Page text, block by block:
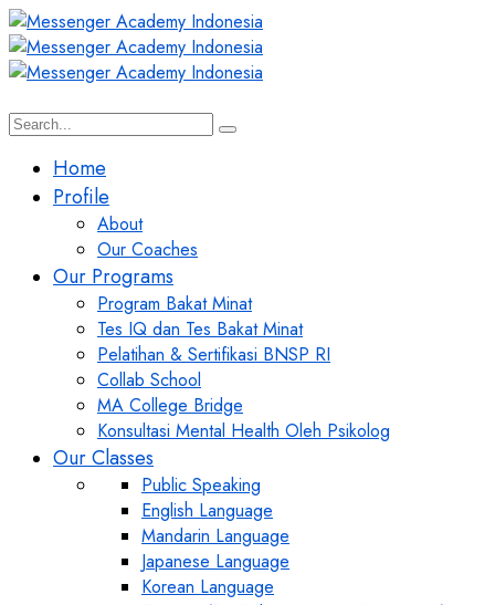
Home
Profile
About
Our Coaches
Our Programs
Program Bakat Minat
Tes IQ dan Tes Bakat Minat
Pelatihan & Sertifikasi BNSP RI
Collab School
MA College Bridge
Konsultasi Mental Health Oleh Psikolog
Our Classes
Public Speaking
English Language
Mandarin Language
Japanese Language
Korean Language